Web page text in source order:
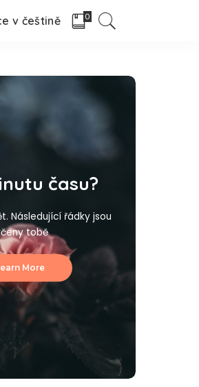
v češtině 0
času?
Následující řádky jsou
tobě
More